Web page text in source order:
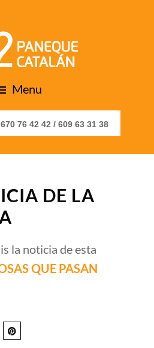
Menu
670 76 42 42 / 609 63 31 38
DE LA
la noticia de esta
QUE PASAN